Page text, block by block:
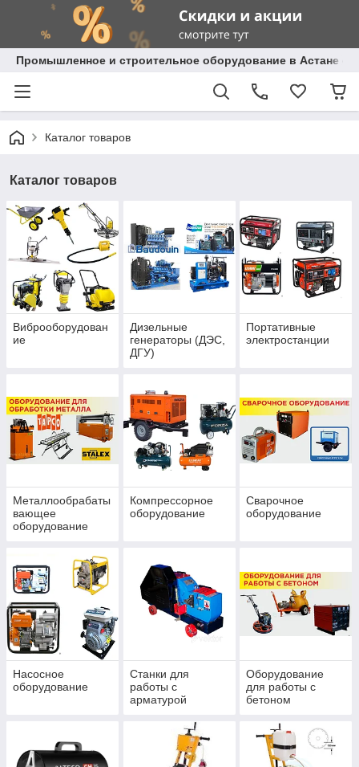
Промышленное и строительное оборудование в Астане с
Каталог товаров
Каталог товаров
Виброоборудован
ие
Дизельные
генераторы (ДЭС,
ДГУ)
Портативные
электростанции
Металлообрабаты
вающее
оборудование
Компрессорное
оборудование
Сварочное
оборудование
Насосное
оборудование
Станки для
работы с
арматурой
Оборудование
для работы с
бетоном